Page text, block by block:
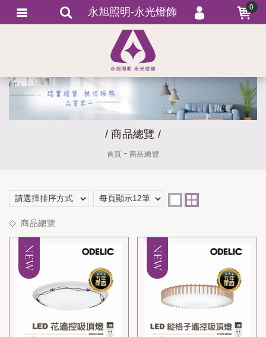
/ 商品總覽 /
首頁 商品總覽
商品總覽
永旭照明-永光燈飾 0
會員登入
會員註冊
忘記密碼
訂單查詢
繁體中文